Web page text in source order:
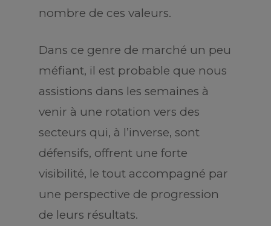
nombre de ces valeurs.
Dans ce genre de marché un peu
méfiant, il est probable que nous
assistions dans les semaines à
venir à une rotation vers des
secteurs qui, à l’inverse, sont
défensifs, offrent une forte
visibilité, le tout accompagné par
une perspective de progression
de leurs résultats.